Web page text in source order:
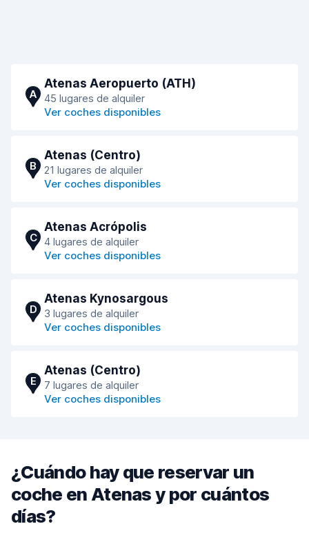
A
Atenas Aeropuerto (ATH)
45 lugares de alquiler
Ver coches disponibles
B
Atenas (Centro)
21 lugares de alquiler
Ver coches disponibles
C
Atenas Acrópolis
4 lugares de alquiler
Ver coches disponibles
D
Atenas Kynosargous
3 lugares de alquiler
Ver coches disponibles
E
Atenas (Centro)
7 lugares de alquiler
Ver coches disponibles
¿Cuándo hay que reservar un
coche en Atenas y por cuántos
días?